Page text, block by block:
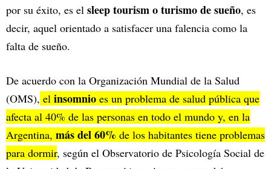
por su éxito, es el sleep tourism o turismo de sueño, es
decir, aquel orientado a satisfacer una falencia como la
falta de sueño.
De acuerdo con la Organización Mundial de la Salud
(OMS), el insomnio es un problema de salud pública que
afecta al 40% de las personas en todo el mundo y, en la
Argentina, más del 60% de los habitantes tiene problemas
para dormir, según el Observatorio de Psicología Social de